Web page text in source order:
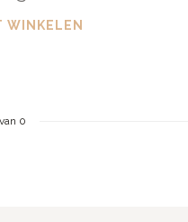
WINKELEN
van 0